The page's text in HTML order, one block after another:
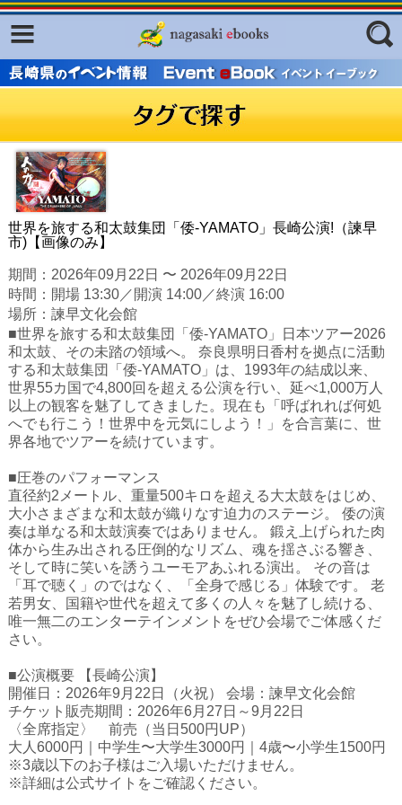
フリーワード
世界を旅する和太鼓集団「倭-YAMATO」長崎公演!（諫早
市)【画像のみ】
期間：2026年09月22日 〜 2026年09月22日
時間：開場 13:30／開演 14:00／終演 16:00
場所：諫早文化会館
■世界を旅する和太鼓集団「倭-YAMATO」日本ツアー2026
和太鼓、その未踏の領域へ。 奈良県明日香村を拠点に活動
する和太鼓集団「倭-YAMATO」は、1993年の結成以来、
世界55カ国で4,800回を超える公演を行い、延べ1,000万人
以上の観客を魅了してきました。現在も「呼ばれれば何処
へでも行こう！世界中を元気にしよう！」を合言葉に、世
界各地でツアーを続けています。
■圧巻のパフォーマンス
直径約2メートル、重量500キロを超える大太鼓をはじめ、
大小さまざまな和太鼓が織りなす迫力のステージ。 倭の演
奏は単なる和太鼓演奏ではありません。 鍛え上げられた肉
体から生み出される圧倒的なリズム、魂を揺さぶる響き、
そして時に笑いを誘うユーモアあふれる演出。 その音は
「耳で聴く」のではなく、「全身で感じる」体験です。 老
若男女、国籍や世代を超えて多くの人々を魅了し続ける、
唯一無二のエンターテインメントをぜひ会場でご体感くだ
さい。
■公演概要 【長崎公演】
開催日：2026年9月22日（火祝） 会場：諫早文化会館
チケット販売期間：2026年6月27日～9月22日
〈全席指定〉 前売（当日500円UP）
大人6000円｜中学生〜大学生3000円｜4歳〜小学生1500円
※3歳以下のお子様はご入場いただけません。
※詳細は公式サイトをご確認ください。
Facebook
ふくいろキラリプロジェクト
東京観光デジタルパンフレットギャ
ラリー（TOKYO Brochures）
復興応援企画
はじめてご利用される方へ
コンテンツ
広報誌ナビ
明治日本の産業革命遺産
長崎と天草地方の潜伏キリシタン
関連遺産
大学・専門学校ナビ
ハイスクールナビ
小・中学校ナビ
いきebooks
ながよebooks
ごとうebooks
おおむらebooks
みなみしまばらebooks
はさみebooks
ながさき市ebooks
さいかいイーブックス
長崎MICE観光マップ